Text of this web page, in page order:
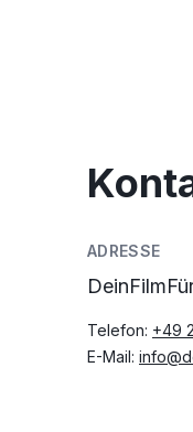
ADRESSE
Telefon: +49
E-Mail: